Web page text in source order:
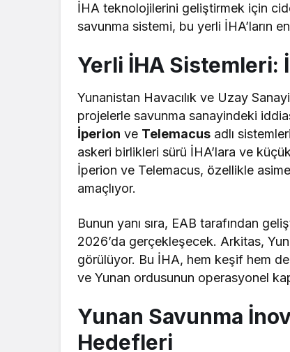
İHA teknolojilerini geliştirmek için
savunma sistemi, bu yerli İHA’ların
Yerli İHA Sistemleri:
Yunanistan Havacılık ve Uzay
projelerle savunma sanayindeki
İperion ve Telemacus adlı
askeri birlikleri sürü İHA’lara ve
İperion ve Telemacus, özellikle
amaçlıyor.
Bunun yanı sıra, EAB tarafından
2026’da gerçekleşecek. Arkitas,
görülüyor. Bu İHA, hem keşif hem
ve Yunan ordusunun operasyonel
Yunan Savunma
Hedefleri